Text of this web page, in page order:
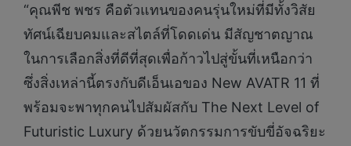
“คุณพีช พชร คือตัวแทนของคนรุ่นใหม่ที่มีทั้งวิสัย
ทัศน์เฉียบคมและสไตล์ที่โดดเด่น มีสัญชาตญาณ
ในการเลือกสิ่งที่ดีที่สุดเพื่อก้าวไปสู่ขั้นที่เหนือกว่า
ซึ่งสิ่งเหล่านี้ตรงกับดีเอ็นเอของ New AVATR 11 ที่
พร้อมจะพาทุกคนไปสัมผัสกับ The Next Level of
Futuristic Luxury ด้วยนวัตกรรมการขับขี่อัจฉริยะ